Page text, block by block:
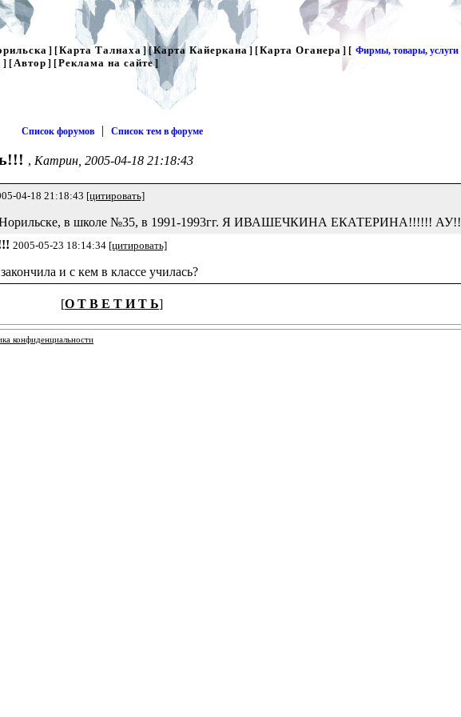
] [Карта Талнаха ] [Карта Кайеркана] [Карта Оганера ] [ Фирмы, товары, услуги
] [Автор ] [Реклама на сайте]
Список форумов | Список тем в форуме
, Катрин, 2005-04-18 21:18:43
04-18 21:18:43 [цитировать]
в Норильске, в школе №35, в 1991-1993гг. Я ИВАШЕЧКИНА ЕКАТЕРИНА!!!!!! АУ!!
2005-05-23 18:14:34 [цитировать]
и с кем в классе училась?
[О Т В Е Т И Т Ь]
конфиденциальности